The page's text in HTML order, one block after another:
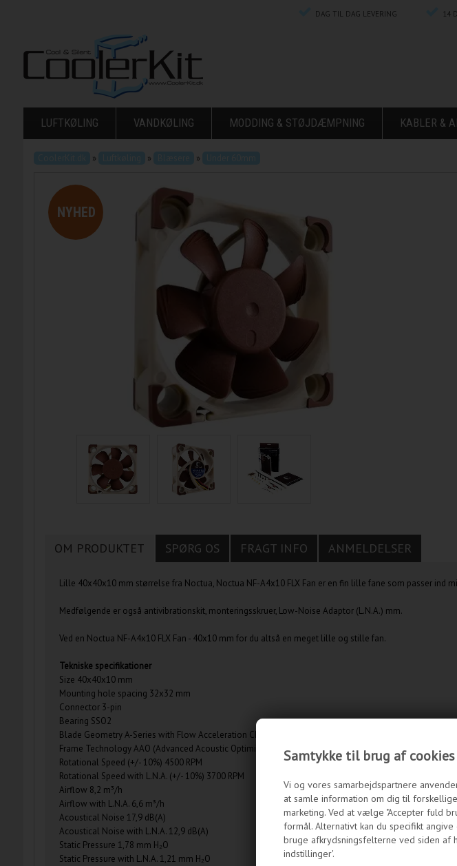
Samtykke til brug af cookies
Vi og vores samarbejdspartnere
at samle information om dig til
marketing. Ved at vælge "Accepter fuld
formål. Alternativt kan du specifikt
bruge afkrydsningsfelterne ved siden
indstillinger'.
DAG TIL DAG LEVERING 14
LUFTKØLING VANDKØLING MODDING & STØJDÆMPNING KABLER &
» » »
NYHED
OM PRODUKTET SPØRG OS FRAGT INFO ANMELDELSER
Lille 40x40x10 mm størrelse fra Noctua, Noctua NF-A4x10 FLX Fan er en fin lille fane som passer ind
Medfølgende er også antivibrationskit, monteringsskruer, Low-Noise Adaptor (L.N.A.) mm.
Ved en Noctua NF-A4x10 FLX Fan - 40x10 mm for du altså en meget lille og stille fan.
Tekniske specifikationer
Size 40x40x10 mm
Mounting hole spacing 32x32 mm
Connector 3-pin
Bearing SSO2
Blade Geometry A-Series with Flow Acceleration Channels
Frame Technology AAO (Advanced Acoustic Optimisation)
Rotational Speed (+/- 10%) 4500 RPM
Rotational Speed with L.N.A. (+/- 10%) 3700 RPM
Airflow 8,2 m³/h
Airflow with L.N.A. 6,6 m³/h
Acoustical Noise 17,9 dB(A)
Acoustical Noise with L.N.A. 12,9 dB(A)
Static Pressure 1,78 mm H₂O
Static Pressure with L.N.A. 1,21 mm H₂O